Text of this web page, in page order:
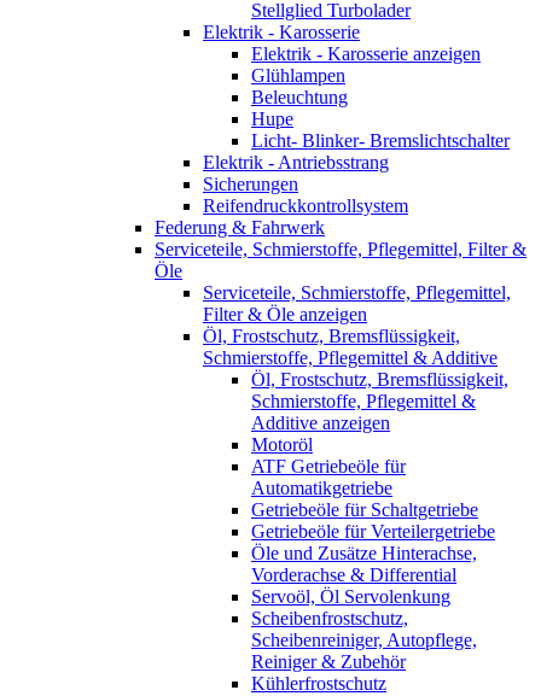
Stellglied Turbolader
Elektrik - Karosserie
Elektrik - Karosserie anzeigen
Glühlampen
Beleuchtung
Hupe
Licht- Blinker- Bremslichtschalter
Elektrik - Antriebsstrang
Sicherungen
Reifendruckkontrollsystem
Federung & Fahrwerk
Serviceteile, Schmierstoffe, Pflegemittel, Filter &
Öle
Serviceteile, Schmierstoffe, Pflegemittel,
Filter & Öle anzeigen
Öl, Frostschutz, Bremsflüssigkeit,
Schmierstoffe, Pflegemittel & Additive
Öl, Frostschutz, Bremsflüssigkeit,
Schmierstoffe, Pflegemittel &
Additive anzeigen
Motoröl
ATF Getriebeöle für
Automatikgetriebe
Getriebeöle für Schaltgetriebe
Getriebeöle für Verteilergetriebe
Öle und Zusätze Hinterachse,
Vorderachse & Differential
Servoöl, Öl Servolenkung
Scheibenfrostschutz,
Scheibenreiniger, Autopflege,
Reiniger & Zubehör
Kühlerfrostschutz